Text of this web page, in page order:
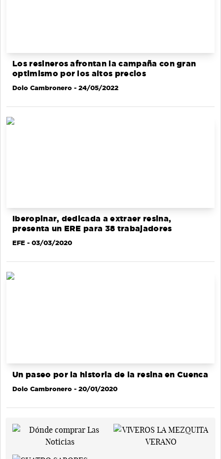
Los resineros afrontan la campaña con gran
optimismo por los altos precios
Dolo Cambronero - 24/05/2022
Iberopinar, dedicada a extraer resina,
presenta un ERE para 38 trabajadores
EFE - 03/03/2020
Un paseo por la historia de la resina en Cuenca
Dolo Cambronero - 20/01/2020